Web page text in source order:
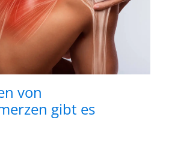
von
gibt es